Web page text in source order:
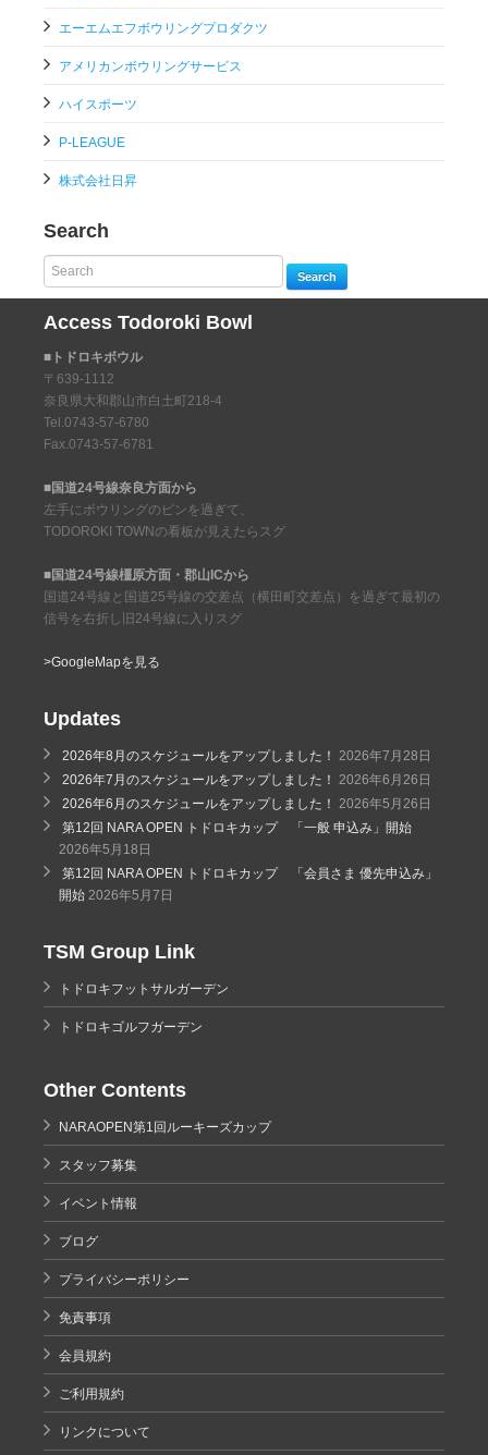
エーエムエフボウリングプロダクツ
アメリカンボウリングサービス
ハイスポーツ
P-LEAGUE
株式会社日昇
Search
Search
Access Todoroki Bowl
■トドロキボウル
〒639-1112
奈良県大和郡山市白土町218-4
Tel.0743-57-6780
Fax.0743-57-6781
■国道24号線奈良方面から
左手にボウリングのピンを過ぎて、
TODOROKI TOWNの看板が見えたらスグ
■国道24号線橿原方面・郡山ICから
国道24号線と国道25号線の交差点（横田町交差点）を過ぎて最初の
信号を右折し旧24号線に入りスグ
>GoogleMapを見る
Updates
2026年8月のスケジュールをアップしました！ 2026年7月28日
2026年7月のスケジュールをアップしました！ 2026年6月26日
2026年6月のスケジュールをアップしました！ 2026年5月26日
第12回 NARA OPEN トドロキカップ 「一般 申込み」開始
2026年5月18日
第12回 NARA OPEN トドロキカップ 「会員さま 優先申込み」
開始 2026年5月7日
TSM Group Link
トドロキフットサルガーデン
トドロキゴルフガーデン
Other Contents
NARAOPEN第1回ルーキーズカップ
スタッフ募集
イベント情報
ブログ
プライバシーポリシー
免責事項
会員規約
ご利用規約
リンクについて